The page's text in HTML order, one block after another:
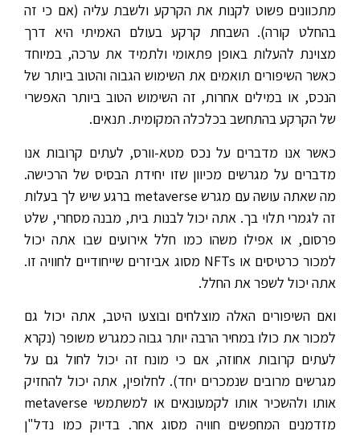
מתכוונים פשוט לקנות את הקרקע ולשבת עליה (אם כי זה
בהחלט קורה). השבחת קרקע בעולם האמיתי היא דרך
מצוינת להעלות באופן פתאומי ולתמיד את ערכה, במיוחד
כאשר השיפורים תואמים את השימוש הגבוה והטוב ביותר של
הנכס, או במילים אחרות, זה השימוש הטוב ביותר האפשרי
של הקרקע בהתחשב בכלכלה המקומית. תנאים.
כאשר אנו מדברים על נכס מטא-וורס, לעתים קרובות אנו
מדברים על מגרשים מכיוון שזו יחידת הבסיס של הרכישה.
מה שאתה עושה עם מגרש metaverse ברגע שיש לך בעלות
זה לגמרי תלוי בך. אתה יכול לבנות בית, מבנה מסחרי, שלט
פרסום, או אפילו משהו כמו חלל אירועים שבו אתה יכול
למכור כרטיסים או NFTs מסוג אביזרים שייחודיים לחוויה זו.
אתה יכול לשפר את החלל.
ואם השיפורים האלה מוצלחים ובוצעו היטב, אתה יכול גם
למכור את כולו במחיר הרבה יותר גבוה כמגרש משופר (נקרא
לעתים קרובות אחוזה, אם כי מונח זה יכול לחול גם על
מגרשים מרובים שנמכרים יחד). לחלופין, אתה יכול להחזיק
אותו ולהשכיר אותו לקמעונאים או למשתמשי metaverse
מזדמנים המחפשים חוויה מסוג אחר. בדיוק כמו נדל"ן